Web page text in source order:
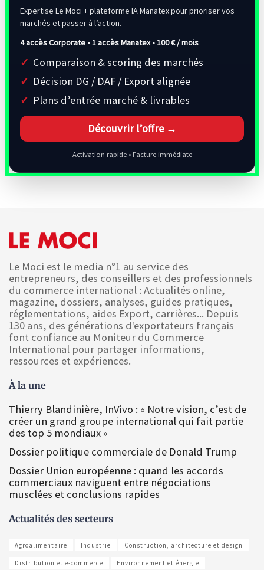
Expertise Le Moci + plateforme IA Manatex pour prioriser vos
marchés et passer à l’action.
4 accès Corporate • 1 accès Manatex •100 € / mois
Comparaison & scoring des marchés
Décision DG / DAF / Export alignée
Plans d’entrée marché & livrables
Découvrir l’offre →
Activation rapide • Facture immédiate
Le Moci est le media n°1 au service des
entrepreneurs, des conseillers et des professionnels
du commerce international : Actualités online,
magazine, dossiers, analyses, guides pratiques,
réglementations, aides Export, carrières... Depuis
130 ans, des générations d'exportateurs français
font confiance au Moniteur du Commerce
International pour partager informations,
ressources et expériences.
À la une
Thierry Blandinière, InVivo : « Notre vision, c’est de
créer un grand groupe international qui fait partie
des top 5 mondiaux »
Dossier politique commerciale de Donald Trump
Dossier Union européenne : quand les accords
commerciaux naviguent entre négociations
musclées et conclusions rapides
Actualités des secteurs
Agroalimentaire Industrie Construction, architecture et design
Distribution et e-commerce Environnement et énergie